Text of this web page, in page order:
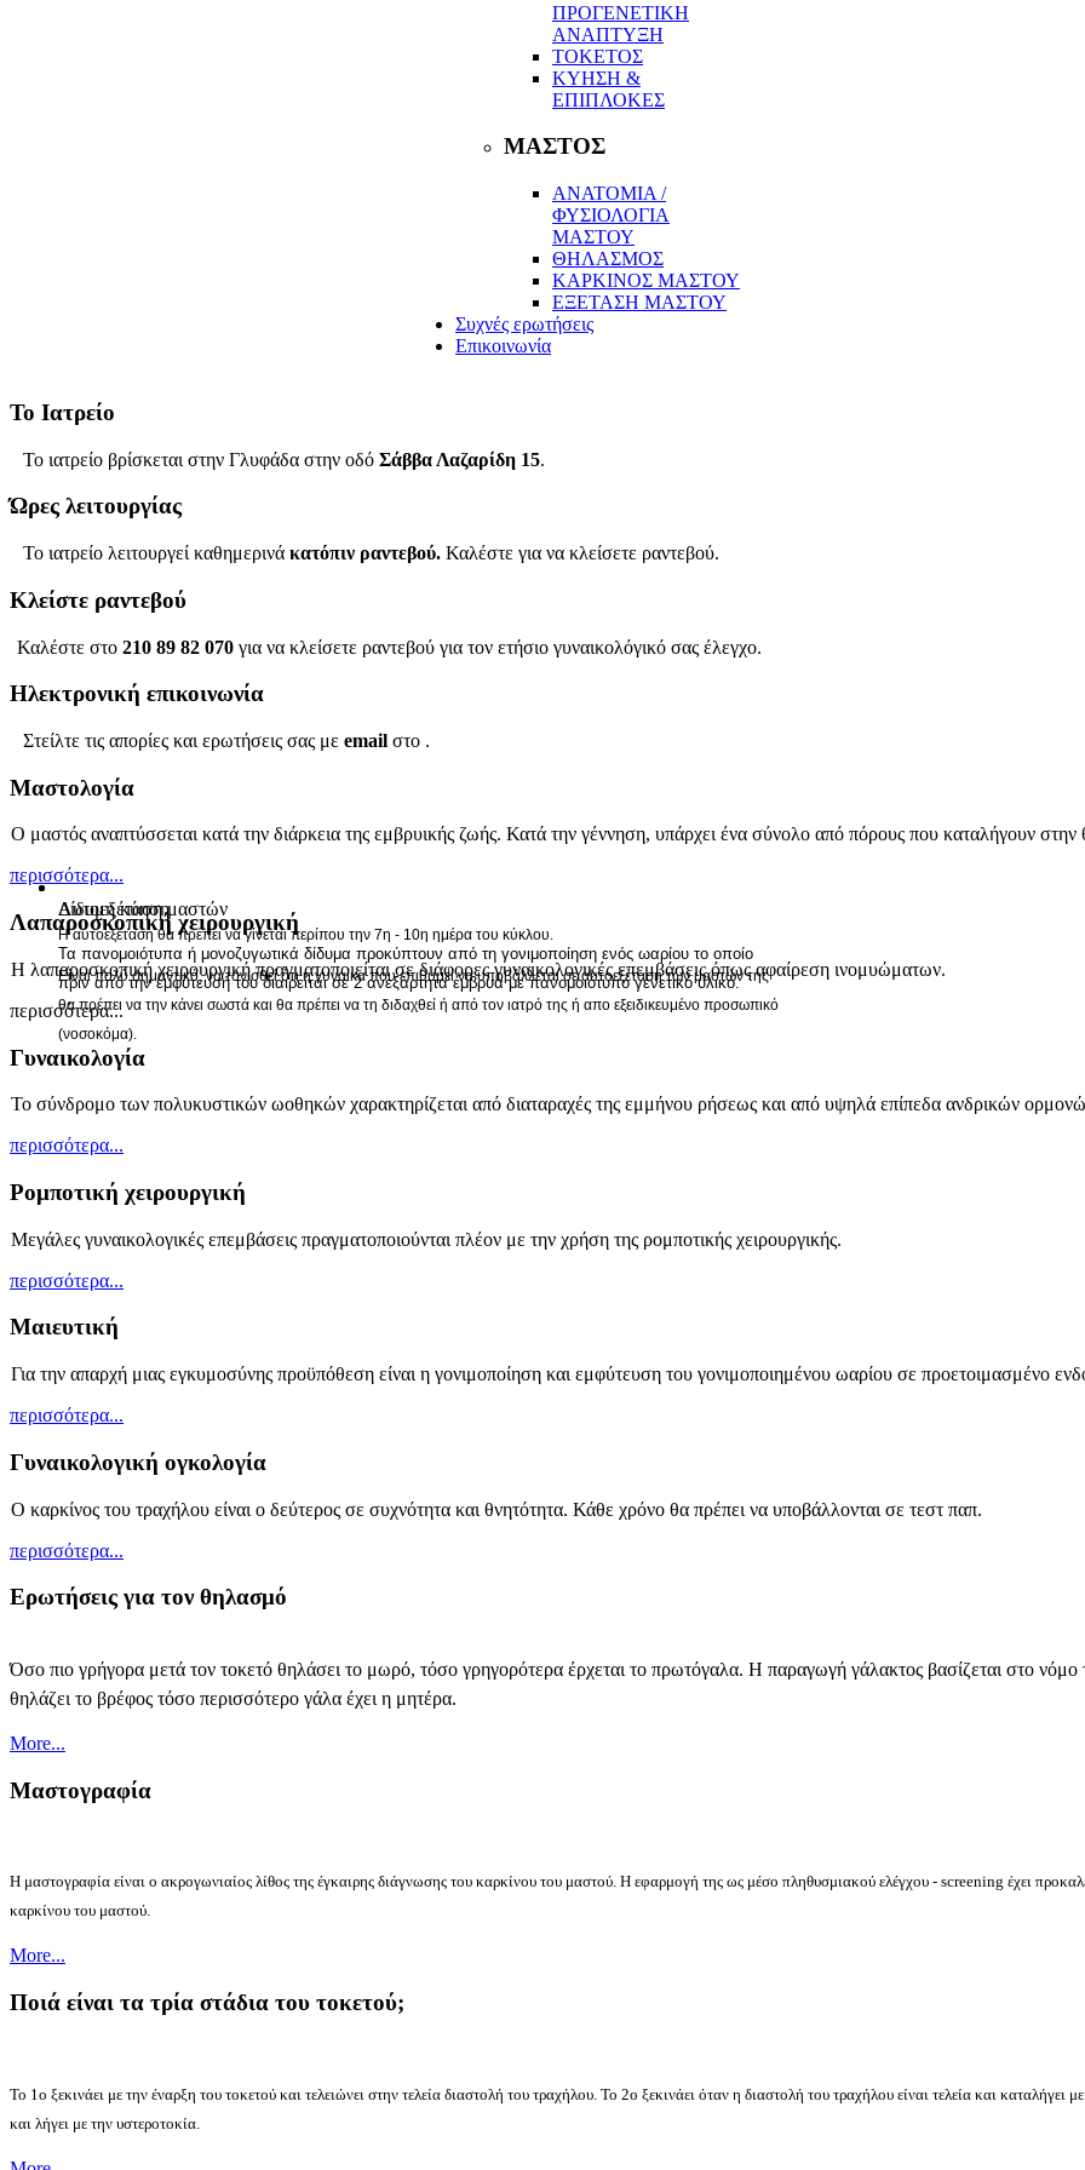
ΠΡΟΓΕΝΕΤΙΚΗ
ΑΝΑΠΤΥΞΗ
ΤΟΚΕΤΟΣ
ΚΥΗΣΗ &
ΕΠΙΠΛΟΚΕΣ
ΜΑΣΤΟΣ
ΑΝΑΤΟΜΙΑ /
ΦΥΣΙΟΛΟΓΙΑ
ΜΑΣΤΟΥ
ΘΗΛΑΣΜΟΣ
ΚΑΡΚΙΝΟΣ ΜΑΣΤΟΥ
ΕΞΕΤΑΣΗ ΜΑΣΤΟΥ
Συχνές ερωτήσεις
Επικοινωνία
Αυτοεξέταση μαστών
Η αυτοεξέταση θα πρέπει να γίνεται περίπου την 7η - 10η ημέρα του κύκλου.
Είναι πολύ σημαντικό, να τονισθεί ότι η γυναίκα που επιθυμεί να υποβάλλεται σε αυτοεξέταση των μαστών της
θα πρέπει να την κάνει σωστά και θα πρέπει να τη διδαχθεί ή από τον ιατρό της ή απο εξειδικευμένο προσωπικό
(νοσοκόμα).
Δίδυμη κύηση
Τα πανομοιότυπα ή μονοζυγωτικά δίδυμα προκύπτουν από τη γονιμοποίηση ενός ωαρίου το οποίο
πριν από την εμφύτευσή του διαιρείται σε 2 ανεξάρτητα έμβρυα με πανομοιότυπο γενετικό υλικό.
Το Ιατρείο
Το ιατρείο βρίσκεται στην Γλυφάδα στην οδό Σάββα Λαζαρίδη 15.
Ώρες λειτουργίας
Το ιατρείο λειτουργεί καθημερινά κατόπιν ραντεβού. Καλέστε για να κλείσετε ραντεβού.
Κλείστε ραντεβού
Καλέστε στο 210 89 82 070 για να κλείσετε ραντεβού για τον ετήσιο γυναικολόγικό σας έλεγχο.
Ηλεκτρονική επικοινωνία
Στείλτε τις απορίες και ερωτήσεις σας με email στο .
Μαστολογία
Ο μαστός αναπτύσσεται κατά την διάρκεια της εμβρυικής ζωής. Κατά την γέννηση, υπάρχει ένα σύνολο από πόρους που καταλήγουν στην
περισσότερα...
Λαπαροσκοπική χειρουργική
Η λαπαροσκοπική χειρουργική πραγματοποιείται σε διάφορες γυναικολογικές επεμβάσεις όπως αφαίρεση ινομυώματων.
περισσότερα...
Γυναικολογία
Το σύνδρομο των πολυκυστικών ωοθηκών χαρακτηρίζεται από διαταραχές της εμμήνου ρήσεως και από υψηλά επίπεδα ανδρικών
περισσότερα...
Ρομποτική χειρουργική
Μεγάλες γυναικολογικές επεμβάσεις πραγματοποιούνται πλέον με την χρήση της ρομποτικής χειρουργικής.
περισσότερα...
Μαιευτική
Για την απαρχή μιας εγκυμοσύνης προϋπόθεση είναι η γονιμοποίηση και εμφύτευση του γονιμοποιημένου ωαρίου σε προετοιμασμένο
περισσότερα...
Γυναικολογική ογκολογία
Ο καρκίνος του τραχήλου είναι ο δεύτερος σε συχνότητα και θνητότητα. Κάθε χρόνο θα πρέπει να υποβάλλονται σε τεστ παπ.
περισσότερα...
Ερωτήσεις για τον θηλασμό
Όσο πιο γρήγορα μετά τον τοκετό θηλάσει το μωρό, τόσο γρηγορότερα έρχεται το πρωτόγαλα. Η παραγωγή γάλακτος βασίζεται στο νόμο
θηλάζει το βρέφος τόσο περισσότερο γάλα έχει η μητέρα.
More...
Mαστογραφία
Η μαστογραφία είναι ο ακρογωνιαίος λίθος της έγκαιρης διάγνωσης του καρκίνου του μαστού. Η εφαρμογή της ως μέσο πληθυσμιακού ελέγχου - screening έχει
καρκίνου του μαστού.
More...
Ποιά είναι τα τρία στάδια του τοκετού;
Το 1ο ξεκινάει με την έναρξη του τοκετού και τελειώνει στην τελεία διαστολή του τραχήλου. Το 2ο ξεκινάει όταν η διαστολή του τραχήλου είναι τελεία και καταλήγει
και λήγει με την υστεροτοκία.